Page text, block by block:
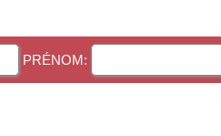
PRÉNOM: